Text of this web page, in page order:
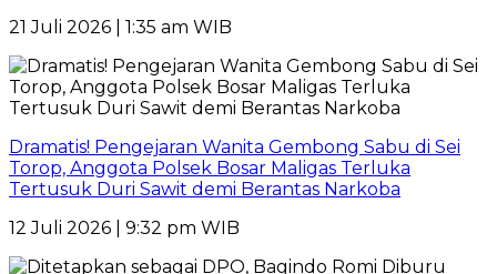
21 Juli 2026 | 1:35 am WIB
Dramatis! Pengejaran Wanita Gembong Sabu di Sei
Torop, Anggota Polsek Bosar Maligas Terluka
Tertusuk Duri Sawit demi Berantas Narkoba
12 Juli 2026 | 9:32 pm WIB